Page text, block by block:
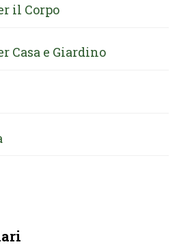
il Corpo
Casa e Giardino